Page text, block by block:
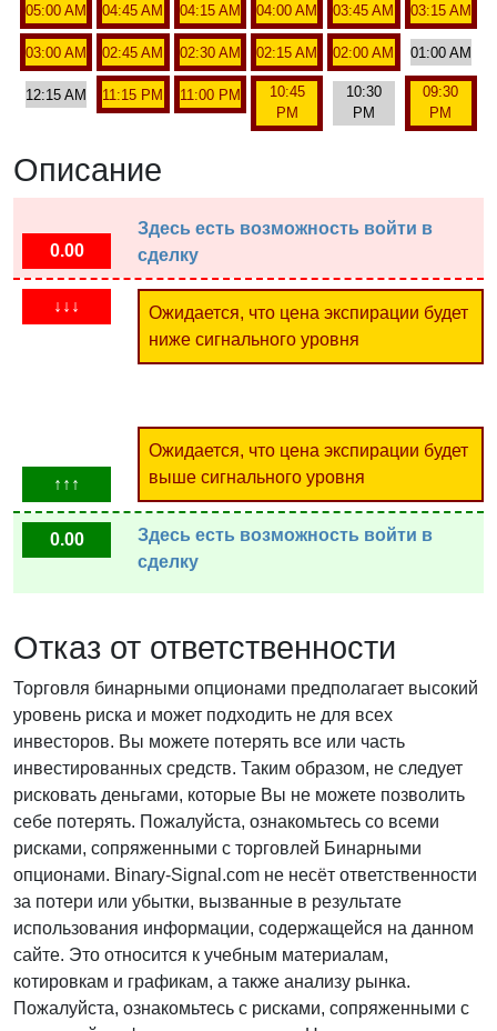
05:00 AM 04:45 AM 04:15 AM 04:00 AM 03:45 AM 03:15 AM
03:00 AM 02:45 AM 02:30 AM 02:15 AM 02:00 AM 01:00 AM
12:15 AM 11:15 PM 11:00 PM
10:45
PM
10:30
PM
09:30
PM
Описание
0.00
Здесь есть возможность войти в
сделку
↓↓↓
Ожидается, что цена экспирации будет
ниже сигнального уровня
↑↑↑
Ожидается, что цена экспирации будет
выше сигнального уровня
0.00
Здесь есть возможность войти в
сделку
Отказ от ответственности
Торговля бинарными опционами предполагает высокий
уровень риска и может подходить не для всех
инвесторов. Вы можете потерять все или часть
инвестированных средств. Таким образом, не следует
рисковать деньгами, которые Вы не можете позволить
себе потерять. Пожалуйста, ознакомьтесь со всеми
рисками, сопряженными с торговлей Бинарными
опционами. Binary-Signal.com не несёт ответственности
за потери или убытки, вызванные в результате
использования информации, содержащейся на данном
сайте. Это относится к учебным материалам,
котировкам и графикам, а также анализу рынка.
Пожалуйста, ознакомьтесь с рисками, сопряженными с